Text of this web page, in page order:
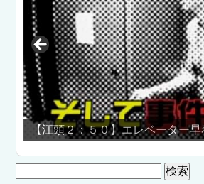
【江頭２：５０】エレベーター早